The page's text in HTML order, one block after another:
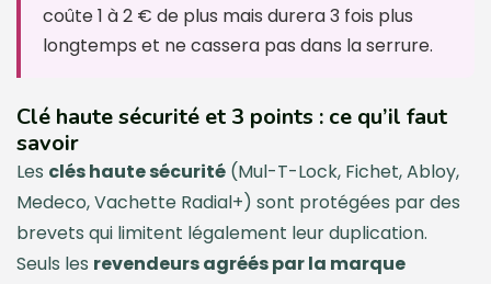
coûte 1 à 2 € de plus mais durera 3 fois plus
longtemps et ne cassera pas dans la serrure.
Clé haute sécurité et 3 points : ce qu’il faut
savoir
Les clés haute sécurité (Mul-T-Lock, Fichet, Abloy,
Medeco, Vachette Radial+) sont protégées par des
brevets qui limitent légalement leur duplication.
Seuls les revendeurs agréés par la marque